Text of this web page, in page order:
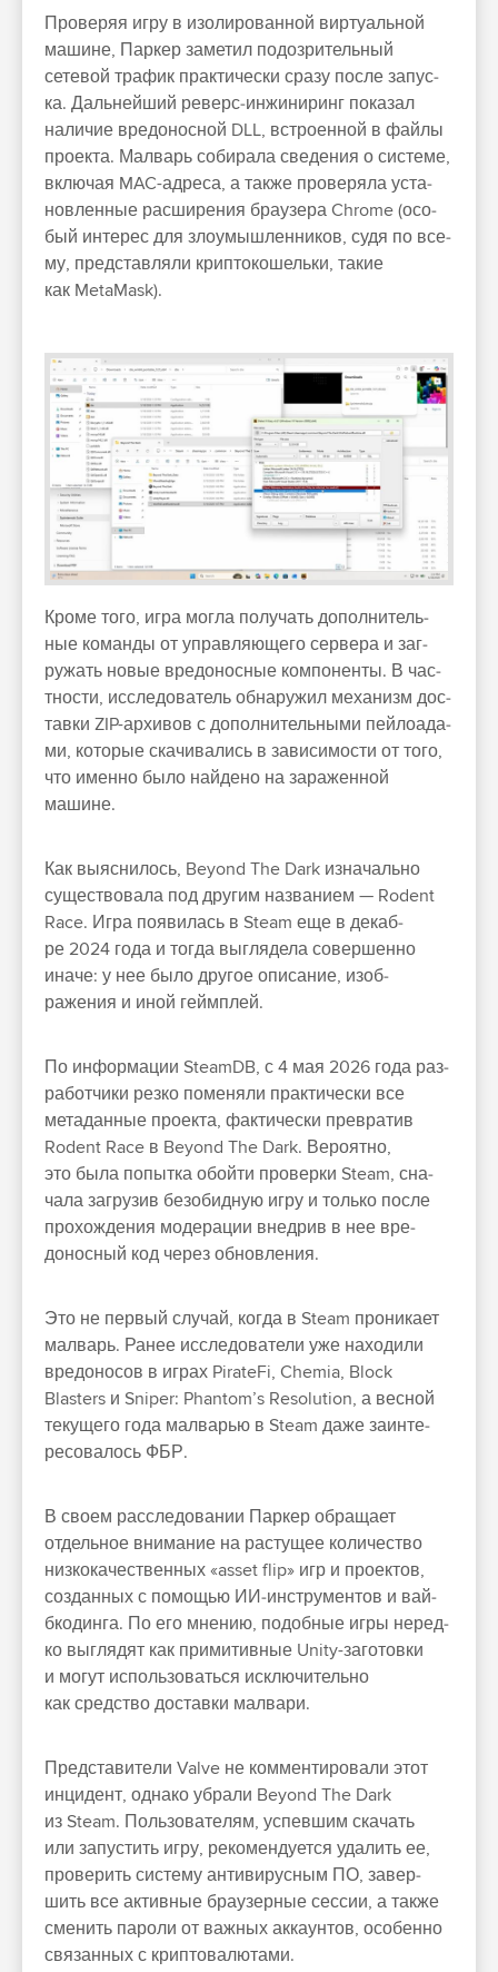
Про­веряя игру в изо­лиро­ван­ной вир­туаль­ной
машине, Пар­кер заметил подоз­ритель­ный
сетевой тра­фик прак­тичес­ки сра­зу пос­ле запус­
ка. Даль­нейший реверс‑инжи­ниринг показал
наличие вре­донос­ной DLL, встро­енной в фай­лы
про­екта. Мал­варь собира­ла све­дения о сис­теме,
вклю­чая MAC-адре­са, а так­же про­веря­ла уста­
нов­ленные рас­ширения бра­узе­ра Chrome (осо­
бый инте­рес для зло­умыш­ленни­ков, судя по все­
му, пред­став­ляли крип­токошель­ки, такие
как MetaMask).
Кро­ме того, игра мог­ла получать допол­нитель­
ные коман­ды от управля­юще­го сер­вера и заг­
ружать новые вре­донос­ные ком­понен­ты. В час­
тнос­ти, иссле­дова­тель обна­ружил механизм дос­
тавки ZIP-архи­вов с допол­нитель­ными пей­лоада­
ми, которые ска­чива­лись в зависи­мос­ти от того,
что имен­но было най­дено на заражен­ной
машине.
Как выяс­нилось, Beyond The Dark изна­чаль­но
сущес­тво­вала под дру­гим наз­вани­ем — Rodent
Race. Игра появи­лась в Steam еще в декаб­
ре 2024 года и тог­да выг­лядела совер­шенно
ина­че: у нее было дру­гое опи­сание, изоб­
ражения и иной гей­мплей.
По информа­ции SteamDB, с 4 мая 2026 года раз­
работ­чики рез­ко поменя­ли прак­тичес­ки все
метадан­ные про­екта, фак­тичес­ки прев­ратив
Rodent Race в Beyond The Dark. Веро­ятно,
это была попыт­ка обой­ти про­вер­ки Steam, сна­
чала заг­рузив безобид­ную игру и толь­ко пос­ле
про­хож­дения модера­ции внед­рив в нее вре­
донос­ный код через обновле­ния.
Это не пер­вый слу­чай, ког­да в Steam про­ника­ет
мал­варь. Ранее иссле­дова­тели уже находи­ли
вре­доно­сов в играх PirateFi, Chemia, Block
Blasters и Sniper: Phantom’s Resolution, а вес­ной
текуще­го года мал­варью в Steam даже за­инте­
ресо­валось ФБР.
В сво­ем рас­сле­дова­нии Пар­кер обра­щает
отдель­ное вни­мание на рас­тущее количес­тво
низ­кокачес­твен­ных «asset flip» игр и про­ектов,
соз­данных с помощью ИИ‑инс­тру­мен­тов и вай­
бко­дин­га. По его мне­нию, подоб­ные игры неред­
ко выг­лядят как при­митив­ные Unity-заготов­ки
и могут исполь­зовать­ся исклю­читель­но
как средс­тво дос­тавки мал­вари.
Пред­ста­вите­ли Valve не ком­менти­рова­ли этот
инци­дент, одна­ко убра­ли Beyond The Dark
из Steam. Поль­зовате­лям, успевшим ска­чать
или запус­тить игру, рекомен­дует­ся уда­лить ее,
про­верить сис­тему анти­вирус­ным ПО, завер­
шить все активные бра­узер­ные сес­сии, а так­же
сме­нить пароли от важ­ных акка­унтов, осо­бен­но
свя­зан­ных с крип­товалю­тами.